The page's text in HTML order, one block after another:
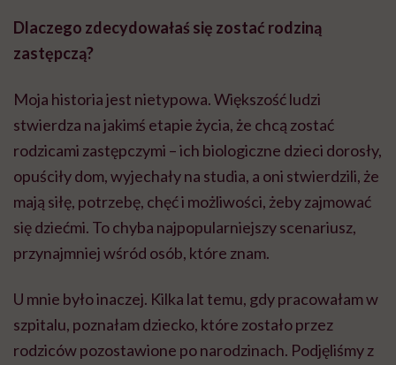
Dlaczego zdecydowałaś się zostać rodziną
zastępczą?
Moja historia jest nietypowa. Większość ludzi
stwierdza na jakimś etapie życia, że chcą zostać
rodzicami zastępczymi – ich biologiczne dzieci dorosły,
opuściły dom, wyjechały na studia, a oni stwierdzili, że
mają siłę, potrzebę, chęć i możliwości, żeby zajmować
się dziećmi. To chyba najpopularniejszy scenariusz,
przynajmniej wśród osób, które znam.
U mnie było inaczej. Kilka lat temu, gdy pracowałam w
szpitalu, poznałam dziecko, które zostało przez
rodziców pozostawione po narodzinach. Podjęliśmy z